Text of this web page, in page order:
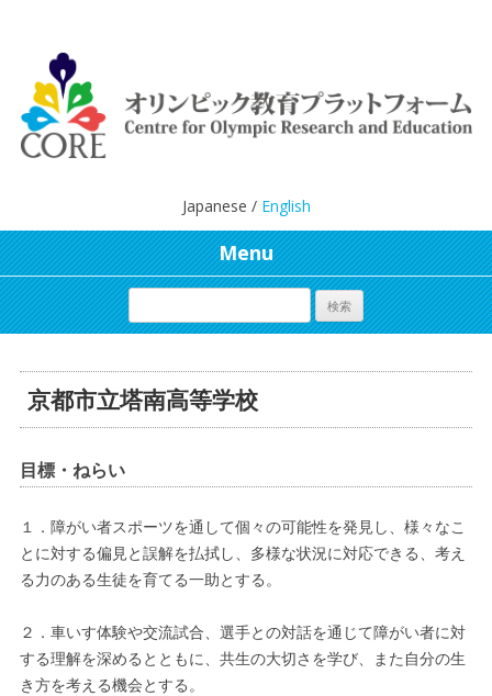
Japanese / English
Menu
京都市立塔南高等学校
目標・ねらい
１．障がい者スポーツを通して個々の可能性を発見し、様々なこ
とに対する偏見と誤解を払拭し、多様な状況に対応できる、考え
る力のある生徒を育てる一助とする。
２．車いす体験や交流試合、選手との対話を通じて障がい者に対
する理解を深めるとともに、共生の大切さを学び、また自分の生
き方を考える機会とする。